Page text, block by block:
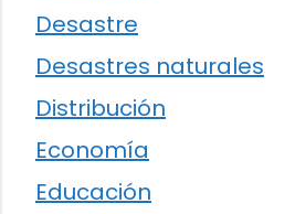
Desastre
Desastres naturales
Distribución
Economía
Educación